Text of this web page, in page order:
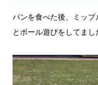
パンを食べた後、ミッ
とボール遊びをしてまし